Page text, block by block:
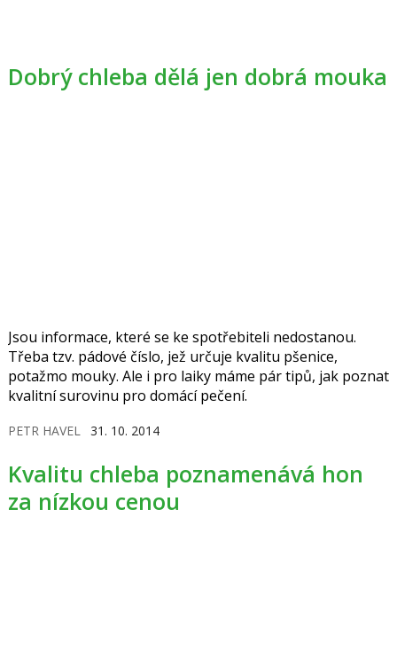
Dobrý chleba dělá jen dobrá mouka
Jsou informace, které se ke spotřebiteli nedostanou.
Třeba tzv. pádové číslo, jež určuje kvalitu pšenice,
potažmo mouky. Ale i pro laiky máme pár tipů, jak poznat
kvalitní surovinu pro domácí pečení.
PETR HAVEL 31. 10. 2014
Kvalitu chleba poznamenává hon
za nízkou cenou